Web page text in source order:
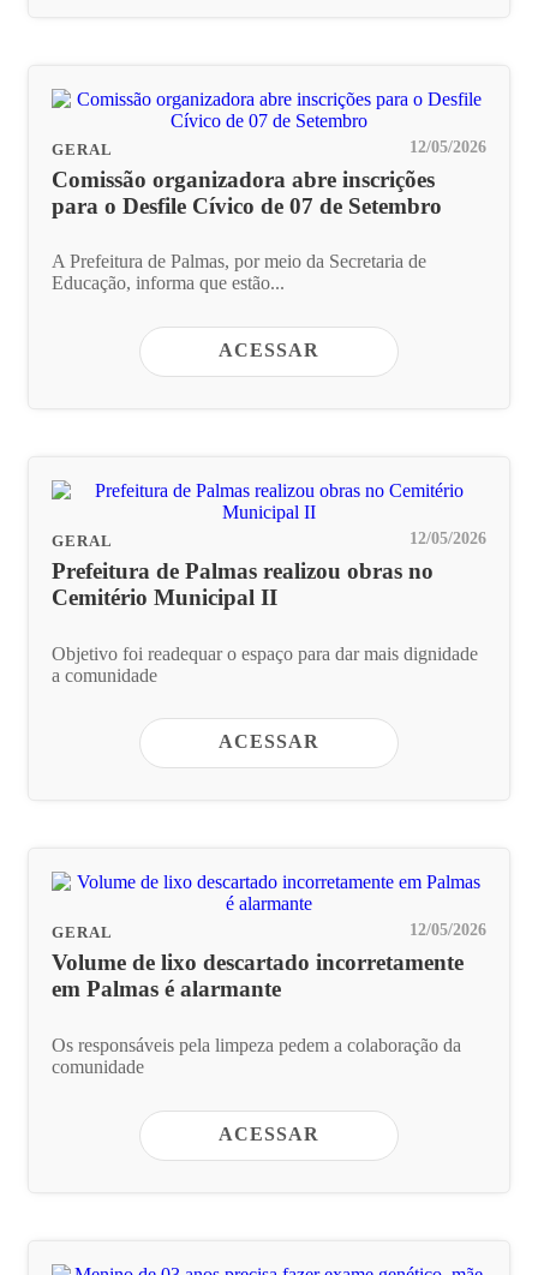
GERAL 12/05/2026
Comissão organizadora abre inscrições
para o Desfile Cívico de 07 de Setembro
A Prefeitura de Palmas, por meio da Secretaria de
Educação, informa que estão...
ACESSAR
GERAL 12/05/2026
Prefeitura de Palmas realizou obras no
Cemitério Municipal II
Objetivo foi readequar o espaço para dar mais dignidade
a comunidade
ACESSAR
GERAL 12/05/2026
Volume de lixo descartado incorretamente
em Palmas é alarmante
Os responsáveis pela limpeza pedem a colaboração da
comunidade
ACESSAR